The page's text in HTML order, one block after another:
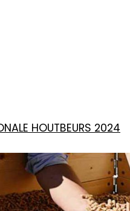
HOUTBEURS 2024